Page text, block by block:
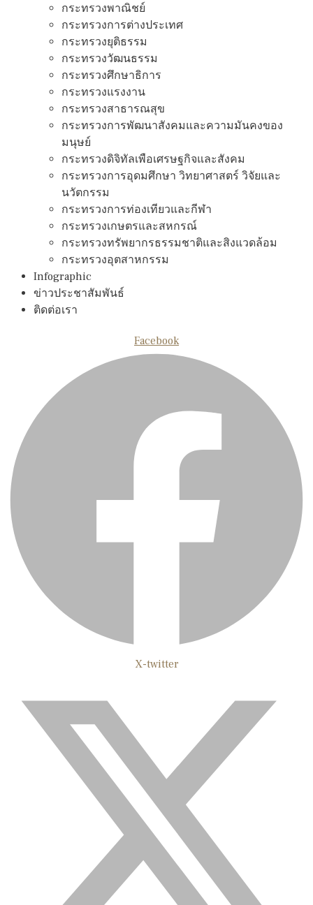
กระทรวงพาณิชย์
กระทรวงการต่างประเทศ
กระทรวงยุติธรรม
กระทรวงวัฒนธรรม
กระทรวงศึกษาธิการ
กระทรวงแรงงาน
กระทรวงสาธารณสุข
กระทรวงการพัฒนาสังคมและความมันคงของ
มนุษย์
กระทรวงดิจิทัลเพือเศรษฐกิจและสังคม
กระทรวงการอุดมศึกษา วิทยาศาสตร์ วิจัยและ
นวัตกรรม
กระทรวงการท่องเทียวและกีฬา
กระทรวงเกษตรและสหกรณ์
กระทรวงทรัพยากรธรรมชาติและสิงแวดล้อม
กระทรวงอุตสาหกรรม
Infographic
ข่าวประชาสัมพันธ์
ติดต่อเรา
Facebook
X-twitter